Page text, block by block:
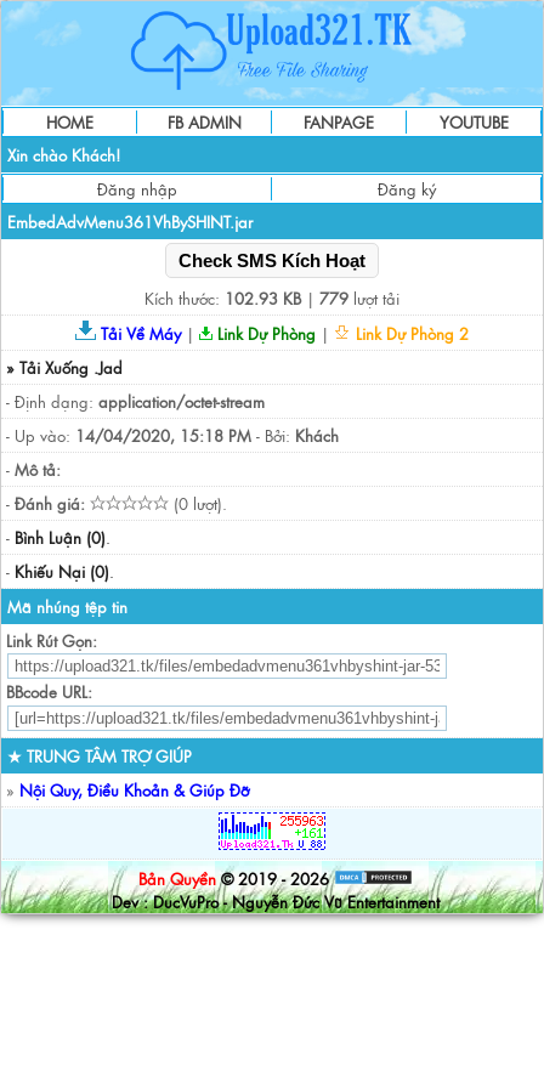
HOME FB ADMIN FANPAGE
YOUTUBE
Xin chào Khách!
Đăng nhập
Đăng ký
EmbedAdvMenu361VhBySHINT.jar
Check SMS Kích Hoạt
Kích thước: 102.93 KB| 779 lượt tải
Tải Về Máy| Link Dự Phòng |
Link Dự Phòng 2
» Tải Xuống .Jad
- Định dạng: application/octet-stream
- Up vào: 14/04/2020, 15:18 PM - Bởi: Khách
- Mô tả:
- Đánh giá:
(0 lượt).
- Bình Luận (0).
- Khiếu Nại (0).
Mã nhúng tệp tin
Link Rút Gọn:
BBcode URL:
★ TRUNG TÂM TRỢ GIÚP
» Nội Quy, Điều Khoản & Giúp Đỡ
Bản Quyền © 2019 - 2026
Dev : DucVuPro - Nguyễn Đức Vũ Entertainment